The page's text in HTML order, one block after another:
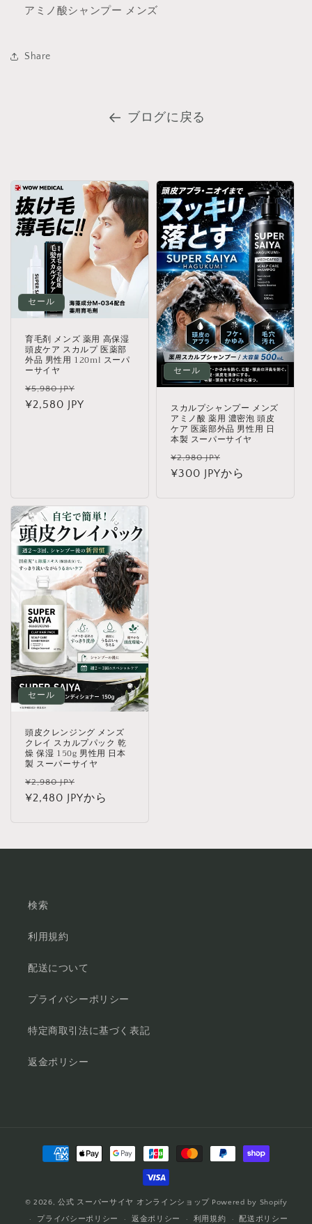
アミノ酸シャンプー メンズ
Share
ブログに戻る
セール
育毛剤 メンズ 薬用 高保湿
頭皮ケア スカルプ 医薬部
外品 男性用 120ml スーパ
ーサイヤ
通
常
¥5,980 JPY
ー
¥2,580 JPY
セール
スカルプシャンプー メンズ
アミノ酸 薬用 濃密泡 頭皮
ケア 医薬部外品 男性用 日
本製 スーパーサイヤ
通
常
¥2,980 JPY
ー
¥300 JPYから
セール
頭皮クレンジング メンズ
クレイ スカルプパック 乾
燥 保湿 150g 男性用 日本
製 スーパーサイヤ
通
常
¥2,980 JPY
ー
格
¥2,480 JPYから
検索
利用規約
配送について
プライバシーポリシー
特定商取引法に基づく表記
返金ポリシー
法
© 2026,公式 スーパーサイヤ オンラインショップ Powered by Shopify
プライバシーポリシー
返金ポリシー 利用規約 配送ポリシー